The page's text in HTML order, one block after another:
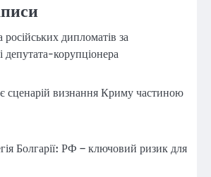
дипломатів за
депутата-корупціонера
сценарій визнання Криму частиною
Болгарії: РФ – ключовий ризик для